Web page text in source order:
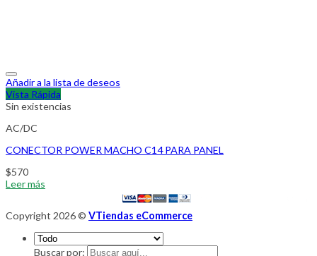
Añadir a la lista de deseos
Vista Rápida
Sin existencias
AC/DC
CONECTOR POWER MACHO C14 PARA PANEL
$570
Leer más
Copyright 2026 © VTiendas eCommerce
Buscar por: